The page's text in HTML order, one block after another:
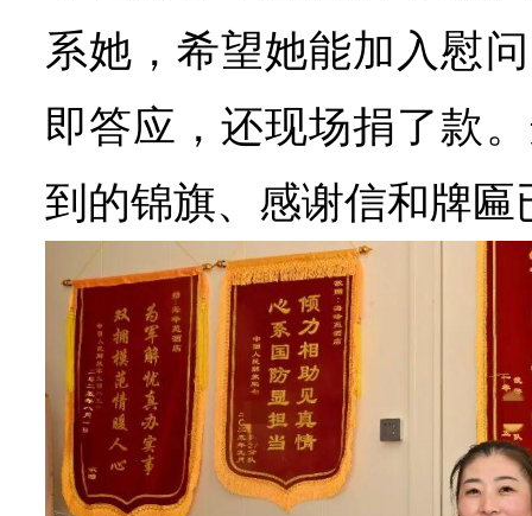
系她，希望她能加入慰
即答应，还现场捐了款
到的锦旗、感谢信和牌匾